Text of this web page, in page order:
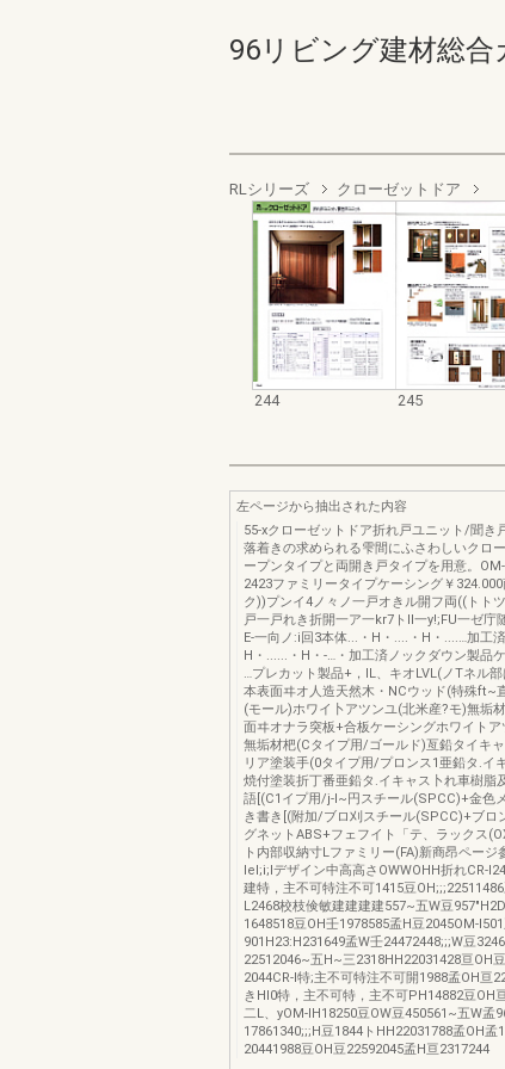
96リビング建材総合
RLシリーズ クローゼットドア
244 245
左ページから抽出された内容
55-xクローゼットドア折れ戸ユニット/聞き
落着きの求められる雫間にふさわしいクロ
ープンタイプと両開き戸タイプを用意。
2423ファミリータイプケーシング￥
ク))プンイ4ノ々ノ一戸オきル開フ両((トト
戸一戸れき折開一ア一kr7トll一y!;FU一ゼ庁
E-一向ノ:i回3本体...・H・....・H・....…加工
H・......・H・-…・加工済ノックダウン製品
…プレカット製品+，IL、キオLVL(ノTネル
本表面ヰオ人造天然木・NCウッド(特殊ft~
(モール)ホワイ卜アツンユ(北米産?モ)無垢
面ヰオナラ突板+合板ケーシングホワイト
無垢材杷(Cタイプ用/ゴールド)亙鉛タイキ
リア塗装手(0タイプ用/プロンス1亜鉛タ.イ
焼付塗装折丁番亜鉛タ.イキャス卜れ車樹脂
語[(C1イプ用/j-I~円スチール(SPCC)+金色
き書き[(附加/ブロ刈スチール(SPCC)+ブロ
グネットABS+フェフイト「テ、ラックス
ト内部収納寸Lファミリー(FA)新商昂ペー
Iel;i;Iデザイン中高高さOWWOHH折れCR-
建特，主不可特注不可1415豆
L2468校枝倹敏建建建建557~五W豆
1648518豆OH壬1978585孟H豆2045OM-
901H23:H231649孟W壬24472448;;;W豆
22512046~五H~三2318HH22031428亘OH
2044CR-l特;主不可特注不可開1988孟OH亘
きHl0特，主不可特，主不可PH14882豆OH
二L、yOM-lH18250豆OW豆450561~五W孟
17861340;;;H豆1844トHH22031788孟OH孟
20441988豆OH豆22592045孟H亘2317244